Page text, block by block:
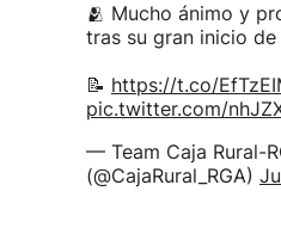
🫂 Mucho ánimo y
tras su gran inicio de
📝 https://t.co/
pic.twitter.com/
— Team Caja Rural-
(@CajaRural_RGA)